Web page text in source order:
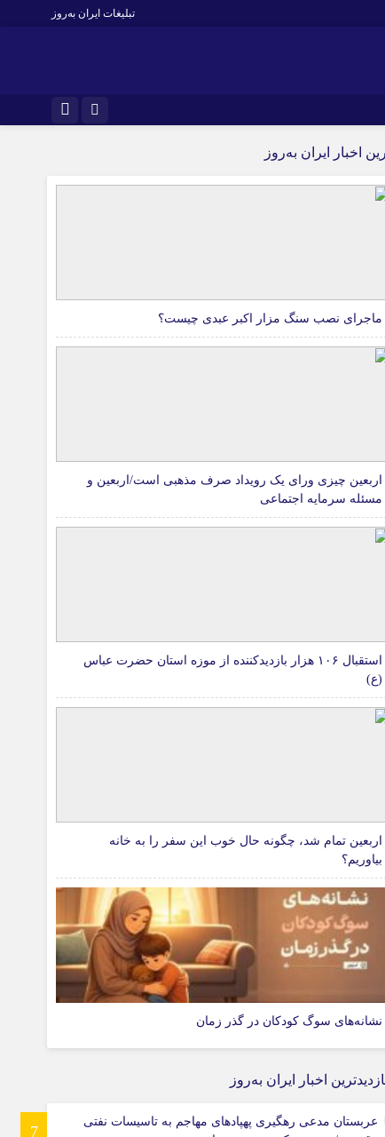
تبلیغات ایران به‌روز
اخبار ایران به‌روز
ماجرای نصب سنگ مزار اکبر عبدی چیست؟
اربعین چیزی ورای یک رویداد صرف مذهبی است/اربعین و
مسئله سرمایه اجتماعی
استقبال ۱۰۶ هزار بازدیدکننده از موزه استان حضرت عباس
(ع)
اربعین تمام شد، چگونه حال خوب این سفر را به خانه
بیاوریم؟
نشانه‌های سوگ کودکان در گذر زمان
اخبار ایران به‌روز
7
عربستان مدعی رهگیری پهپادهای مهاجم به تاسیسات نفتی